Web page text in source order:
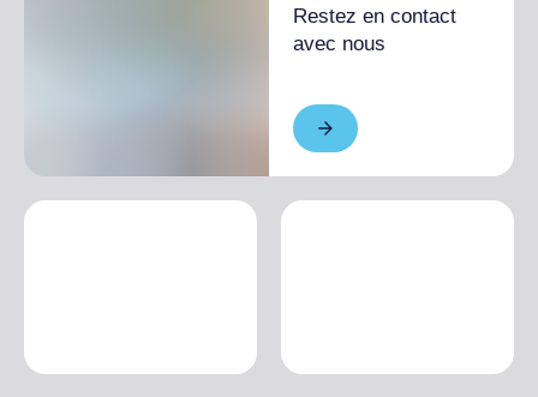
Restez en contact
avec nous